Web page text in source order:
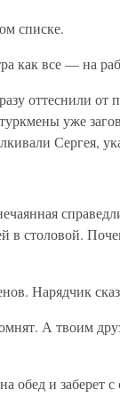
списке.
как все — на
оттеснили от
уже
Сергея,
в столовой.
Нарядчик
А твоим
обед и заберет